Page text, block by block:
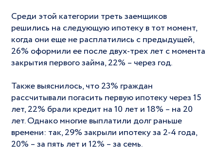
Среди этой категории треть заемщиков
решились на следующую ипотеку в тот момент,
когда они еще не расплатились с предыдущей,
26% оформили ее после двух-трех лет с момента
закрытия первого займа, 22% – через год.
Также выяснилось, что 23% граждан
рассчитывали погасить первую ипотеку через 15
лет, 22% брали кредит на 10 лет и 18% – на 20
лет. Однако многие выплатили долг раньше
времени: так, 29% закрыли ипотеку за 2-4 года,
20% – за пять лет и 12% – за семь.